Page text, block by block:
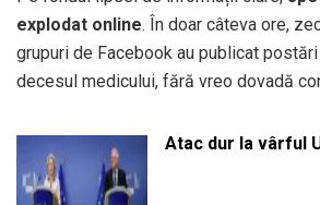
explodat online. În doar câteva ore,
grupuri de Facebook au publicat postări
decesul medicului, fără vreo dovadă
Atac dur la vârful